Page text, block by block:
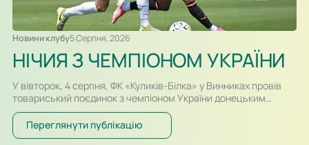
Новини клубу5 Серпня, 2026
НІЧИЯ З ЧЕМПІОНОМ УКРАЇНИ
У вівторок, 4 серпня, ФК «Куликів-Білка» у Винниках провів
товариський поєдинок з чемпіоном України донецьким
«Шахтарем». Перший тайм спарингу, який відбувався у
форматі два тайми по 30-ть хвилин, проходив за переваги
гравців «Шахтаря», які більше контролювали м’яч і частіше
Переглянути публікацію